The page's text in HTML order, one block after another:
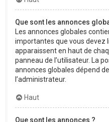
Que sont les annonces
Les annonces globales
importantes que vous devez
apparaissent en haut de
panneau de l’utilisateur. La
annonces globales dépend
l’administrateur.
Haut
Que sont les annonces ?